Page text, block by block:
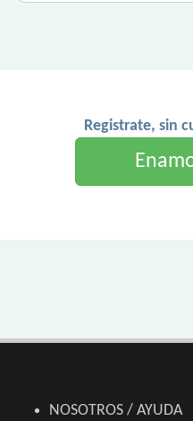
Registrate, sin
NOSOTROS / AYUDA